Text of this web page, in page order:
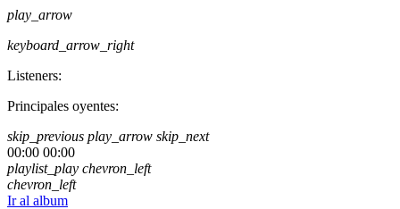
play_arrow
keyboard_arrow_right
Listeners:
Principales oyentes:
skip_previous play_arrow skip_next
00:00 00:00
playlist_play chevron_left
chevron_left
Ir al album